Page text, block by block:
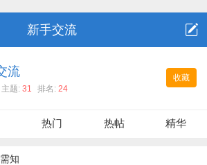
新手交流
收藏
流
主题: 31 排名: 24
热门 热帖 精华
知